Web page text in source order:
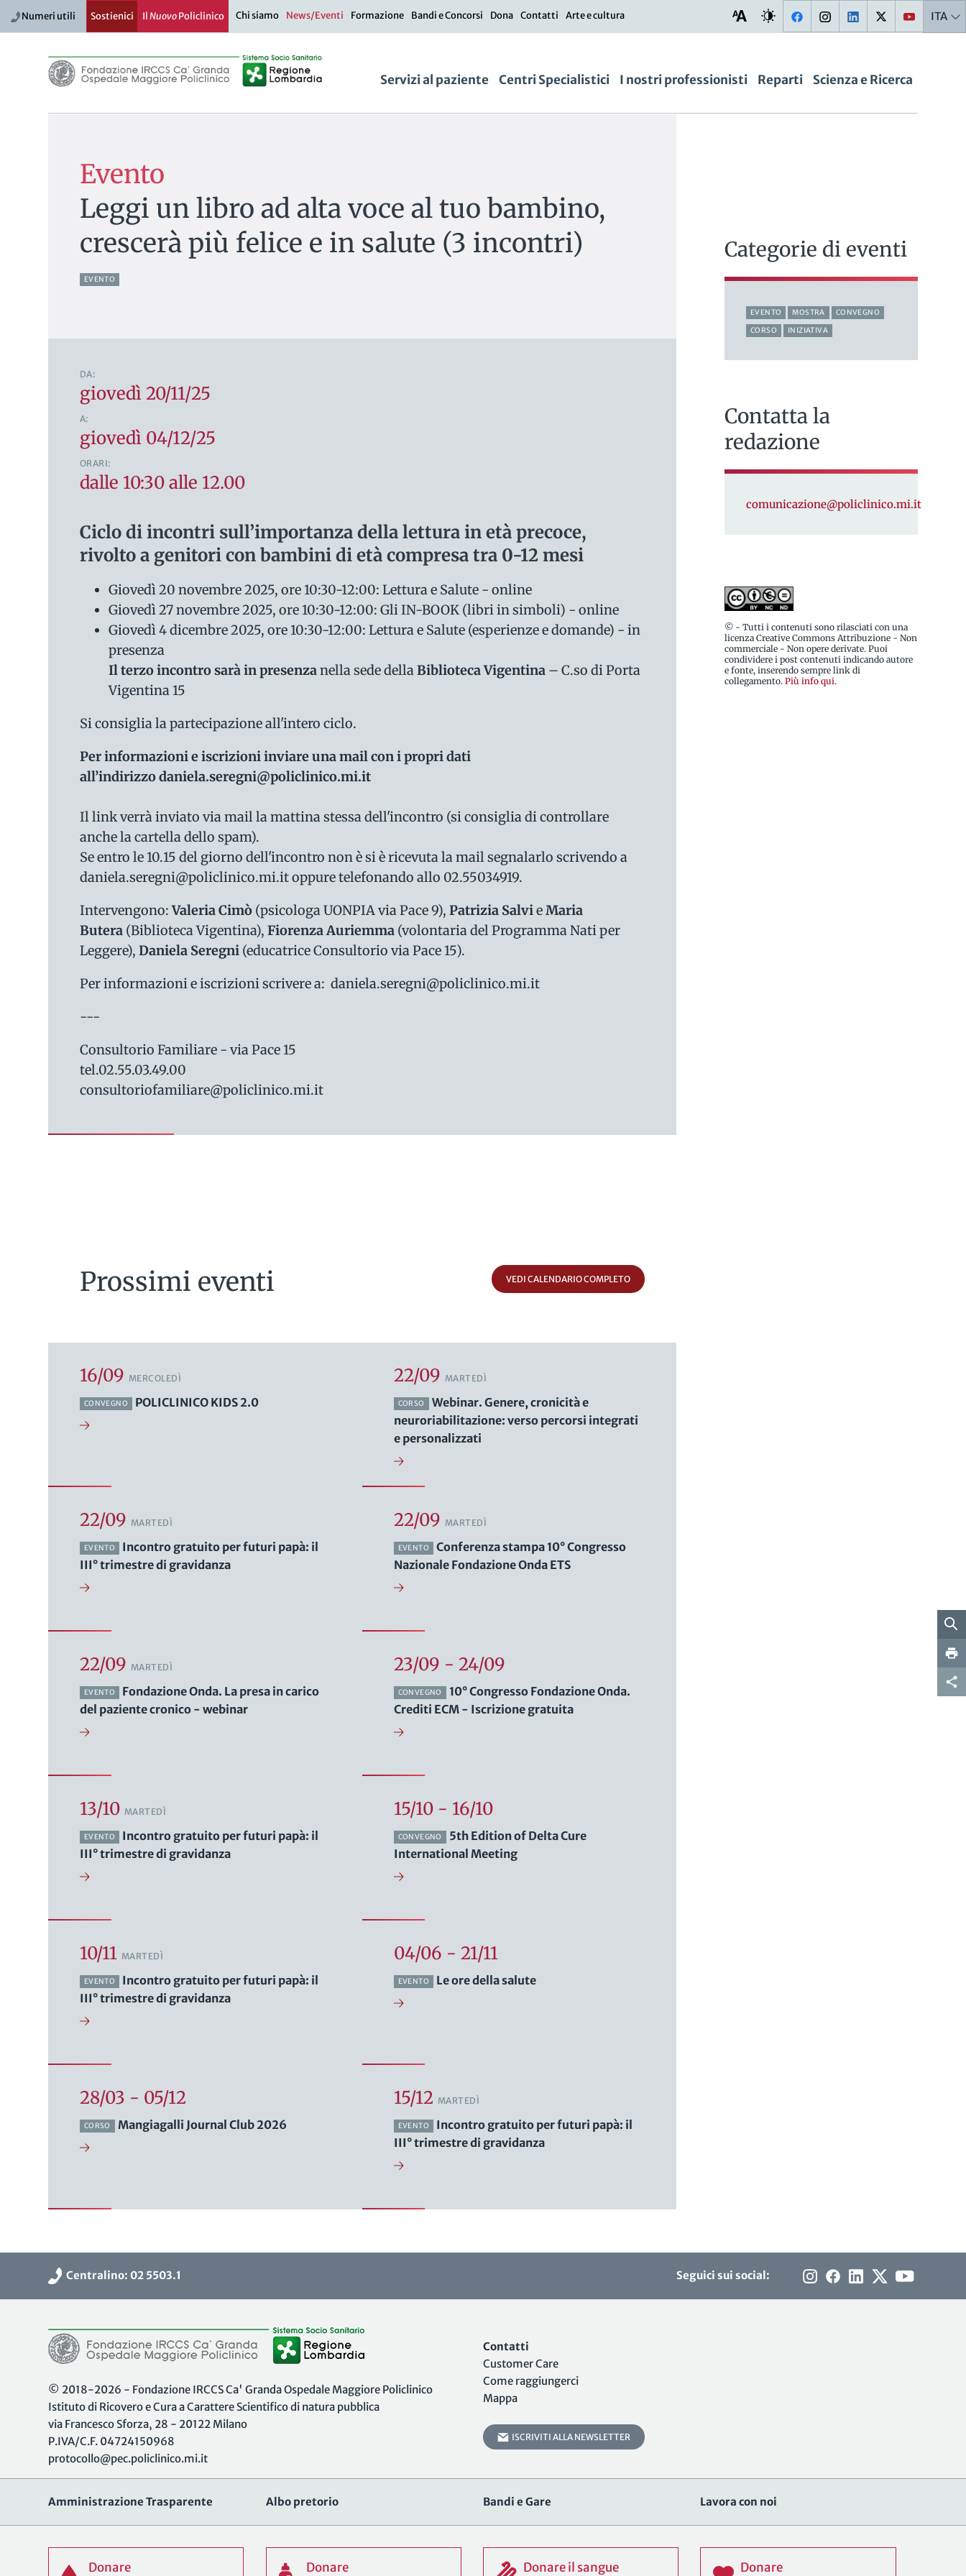
Numeri utili Sostienici IlNuovoPoliclinico Chi siamo News/Eventi Formazione Bandi e Concorsi Dona Contatti Arte e cultura ITA
Servizi al paziente Centri Specialistici I nostri professionisti Reparti Scienza e Ricerca
Evento
Leggi un libro ad alta voce al tuo bambino,
crescerà più felice e in salute (3 incontri)
EVENTO
DA:
giovedì 20/11/25
A:
giovedì 04/12/25
ORARI:
dalle 10:30 alle 12.00
Ciclo di incontri sull’importanza della lettura in età precoce,
rivolto a genitori con bambini di età compresa tra 0-12 mesi
Giovedì 20 novembre 2025, ore 10:30-12:00: Lettura e Salute - online
Giovedì 27 novembre 2025, ore 10:30-12:00: Gli IN-BOOK (libri in simboli) - online
Giovedì 4 dicembre 2025, ore 10:30-12:00: Lettura e Salute (esperienze e domande) - in
presenza
Il terzo incontro sarà in presenzanella sede dellaBiblioteca Vigentina – C.so di Porta
Vigentina 15
Si consiglia la partecipazione all'intero ciclo.
Per informazioni e iscrizioni inviare una mail con i propri dati
all’indirizzo daniela.seregni@policlinico.mi.it
Il link verrà inviato via mail la mattina stessa dell'incontro (si consiglia di controllare
anche la cartella dello spam).
Se entro le 10.15 del giorno dell'incontro non è si è ricevuta la mail segnalarlo scrivendo a
daniela.seregni@policlinico.mi.it oppure telefonando allo 02.55034919.
Intervengono:Valeria Cimò(psicologa UONPIA via Pace 9), Patrizia SalvieMaria
Butera(Biblioteca Vigentina), Fiorenza Auriemma(volontaria del Programma Nati per
Leggere), Daniela Seregni (educatrice Consultorio via Pace 15).
Per informazioni e iscrizioni scrivere a: daniela.seregni@policlinico.mi.it
---
Consultorio Familiare - via Pace 15
tel.02.55.03.49.00
consultoriofamiliare@policlinico.mi.it
Prossimi eventi VEDI CALENDARIO COMPLETO
16/09 MERCOLEDÌ
CONVEGNO POLICLINICO KIDS 2.0
22/09 MARTEDÌ
CORSO
Webinar. Genere, cronicità e
neuroriabilitazione: verso percorsi integrati
e personalizzati
22/09 MARTEDÌ
EVENTO
Incontro gratuito per futuri papà: il
III° trimestre di gravidanza
22/09 MARTEDÌ
EVENTO
Conferenza stampa 10° Congresso
Nazionale Fondazione Onda ETS
22/09 MARTEDÌ
EVENTO
Fondazione Onda. La presa in carico
del paziente cronico - webinar
23/09 - 24/09
CONVEGNO
10° Congresso Fondazione Onda.
Crediti ECM - Iscrizione gratuita
13/10 MARTEDÌ
EVENTO
Incontro gratuito per futuri papà: il
III° trimestre di gravidanza
15/10 - 16/10
CONVEGNO
5th Edition of Delta Cure
International Meeting
10/11 MARTEDÌ
EVENTO
Incontro gratuito per futuri papà: il
III° trimestre di gravidanza
04/06 - 21/11
EVENTO Le ore della salute
28/03 - 05/12
CORSO Mangiagalli Journal Club 2026
15/12 MARTEDÌ
EVENTO
Incontro gratuito per futuri papà: il
III° trimestre di gravidanza
Categorie di eventi
EVENTO MOSTRA
CONVEGNO
CORSO
INIZIATIVA
Contatta la
redazione
comunicazione@policlinico.mi.it
© - Tutti i contenuti sono rilasciati con una
licenza Creative Commons Attribuzione - Non
commerciale - Non opere derivate. Puoi
condividere i post contenuti indicando autore
e fonte, inserendo sempre link di
collegamento. Più info qui.
Centralino: 02 5503.1 Seguici sui social:
© 2018-2026 - Fondazione IRCCS Ca' Granda Ospedale Maggiore Policlinico
Istituto di Ricovero e Cura a Carattere Scientifico di natura pubblica
via Francesco Sforza, 28 - 20122 Milano
P.IVA/C.F. 04724150968
protocollo@pec.policlinico.mi.it
Contatti
Customer Care
Come raggiungerci
Mappa
ISCRIVITI ALLA NEWSLETTER
Amministrazione Trasparente Albo pretorio Bandi e Gare Lavora con noi
Donare Donare Donare il sangue Donare